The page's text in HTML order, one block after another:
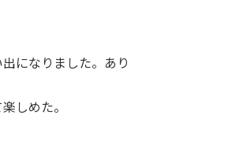
になりました。あり
しめた。